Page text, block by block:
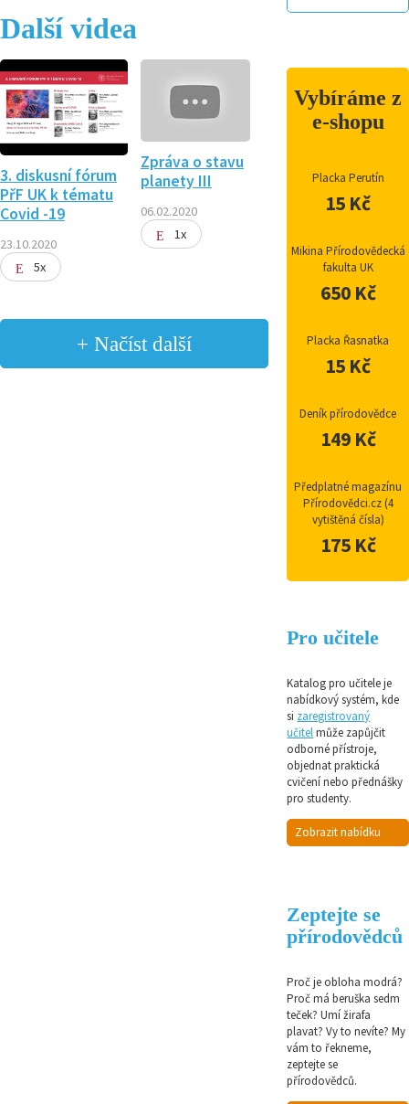
Další videa
3. diskusní fórum
PřF UK k tématu
Covid -19
23.10.2020
5x
Zpráva o stavu
planety III
06.02.2020
1x
+ Načíst další
Vybíráme z
e-shopu
Placka Perutín
15 Kč
Mikina Přírodovědecká
fakulta UK
650 Kč
Placka Řasnatka
15 Kč
Deník přírodovědce
149 Kč
Předplatné magazínu
Přírodovědci.cz (4
vytištěná čísla)
175 Kč
Pro učitele
Katalog pro učitele je
nabídkový systém, kde
si zaregistrovaný
učitelmůže zapůjčit
odborné přístroje,
objednat praktická
cvičení nebo přednášky
pro studenty.
Zobrazit nabídku
Zeptejte se
přírodovědců
Proč je obloha modrá?
Proč má beruška sedm
teček? Umí žirafa
plavat? Vy to nevíte? My
vám to řekneme,
zeptejte se
přírodovědců.